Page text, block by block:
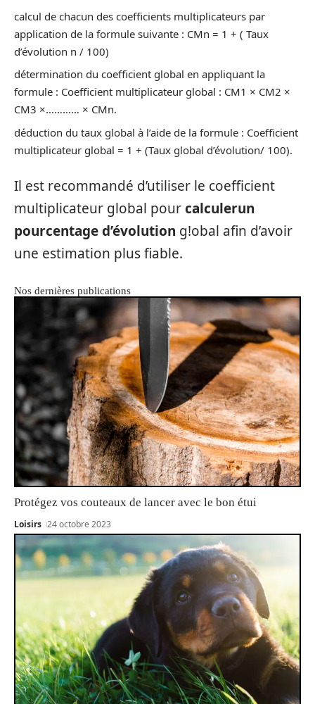
calcul de chacun des coefficients multiplicateurs par
application de la formule suivante : CMn = 1 + ( Taux
d’évolution n / 100)
détermination du coefficient global en appliquant la
formule : Coefficient multiplicateur global : CM1 × CM2 ×
CM3 ×………… × CMn.
déduction du taux global à l’aide de la formule : Coefficient
multiplicateur global = 1 + (Taux global d’évolution/ 100).
Il est recommandé d’utiliser le coefficient
multiplicateur global pourcalculerun
pourcentage d’évolution g!obal afin d’avoir
une estimation plus fiable.
Nos dernières publications
Protégez vos couteaux de lancer avec le bon étui
Loisirs 24 octobre 2023